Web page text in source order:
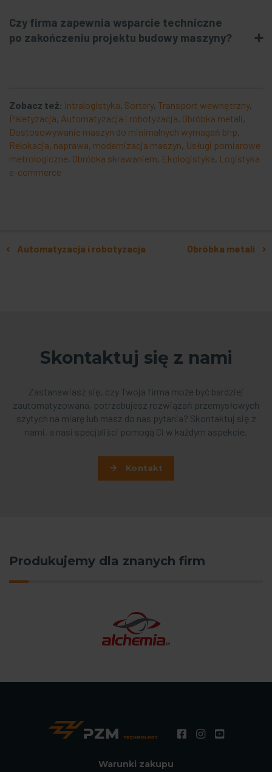
Czy firma zapewnia wsparcie techniczne
po zakończeniu projektu budowy maszyny?
Zobacz też: Intralogistyka, Sortery, Transport wewnętrzny,
Paletyzacja, Automatyzacja i robotyzacja, Obróbka metali,
Dostosowywanie maszyn do minimalnych wymagań bhp,
Relokacja, naprawa, modernizacja maszyn, Usługi pomiarowe
metrologiczne, Obróbka skrawaniem, Ekologistyka, Logistyka
e-commerce
Automatyzacja i robotyzacja Obróbka metali
Skontaktuj się z nami
Zastanawiasz się, czy Twoja firma może być bardziej
zautomatyzowana, potrzebujesz rozwiązań przemysłowych
szytych na miarę lub masz do nas pytania? Skontaktuj się z
nami, a nasi specjaliści pomogą Ci w każdym aspekcie.
Kontakt
Produkujemy dla znanych firm
Warunki zakupu